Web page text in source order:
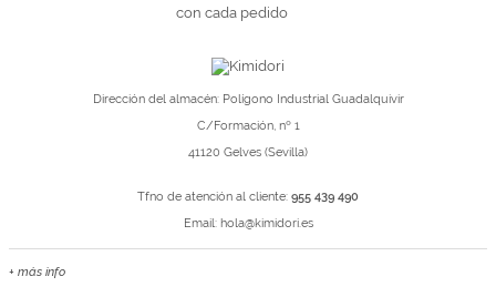
con cada pedido
Dirección del almacén: Polígono Industrial Guadalquivir
C/Formación, nº 1
41120 Gelves (Sevilla)
Tfno de atención al cliente: 955 439 490
Email: hola@kimidori.es
+ más info